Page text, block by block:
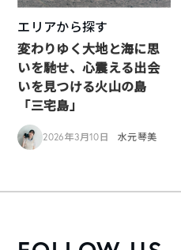
エリアから探す
変わりゆく大地と海に思
いを馳せ、心震える出会
いを見つける火山の島
「三宅島」
2026年3月10日 水元琴美